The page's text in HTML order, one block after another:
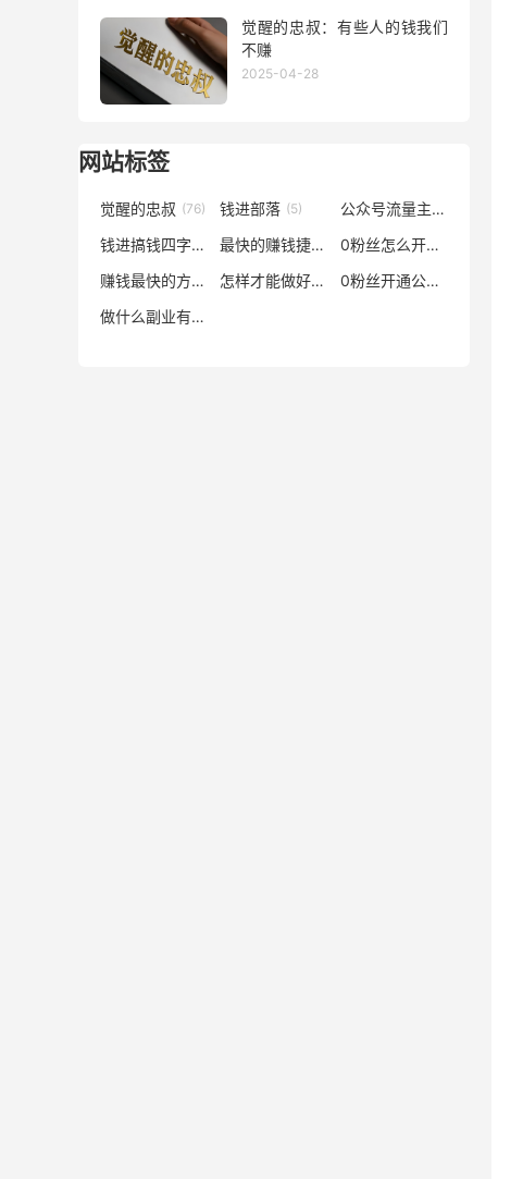
觉醒的忠叔：有些人的钱我们
不赚
2025-04-28
网站标签
觉醒的忠叔 (76) 钱进部落 (5) 公众号流量主开通方法
钱进搞钱四字诀 (2) 最快的赚钱捷径 (2) 0粉丝怎么开通公众号流量主
赚钱最快的方式 (1) 怎样才能做好副业 (1) 0粉丝开通公众号流量主
做什么副业有前途